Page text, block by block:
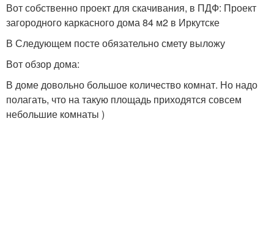
Вот собственно проект для скачивания, в ПДФ: Проект
загородного каркасного дома 84 м2 в Иркутске
В Следующем посте обязательно смету выложу
Вот обзор дома:
В доме довольно большое количество комнат. Но надо
полагать, что на такую площадь приходятся совсем
небольшие комнаты )